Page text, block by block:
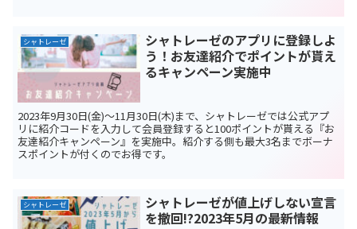
シャトレーゼ
シャトレーゼのアプリに登録しよ
う！お友達紹介でポイントが貰え
るキャンペーン実施中
2023年9月30日(金)～11月30日(木)まで、シャトレーゼでは公式アプ
リに紹介コードを入力して会員登録すると100ポイントが貰える『お
友達紹介キャンペーン』を実施中。紹介する側も最大3名までボーナ
スポイントが付くのでお得です。
シャトレーゼ
シャトレーゼが値上げしない宣言
を撤回!?2023年5月の最新情報